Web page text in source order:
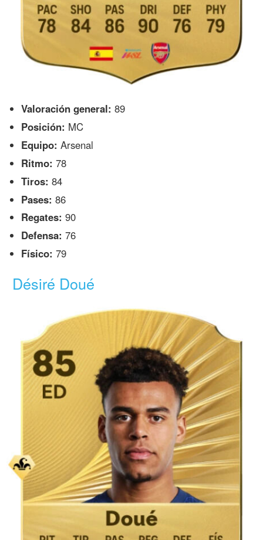
Valoración general: 89
Posición: MC
Equipo: Arsenal
Ritmo: 78
Tiros: 84
Pases: 86
Regates: 90
Defensa: 76
Físico: 79
Désiré Doué